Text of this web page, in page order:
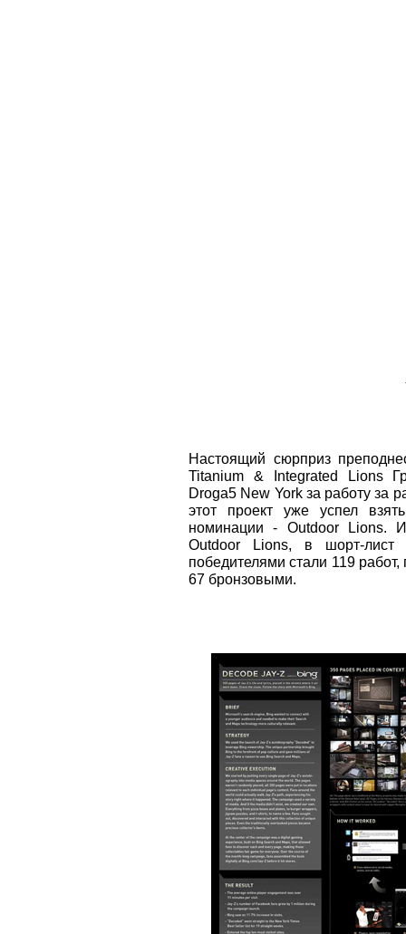
Настоящий сюрприз
Titanium & Integrated Lions
Droga5 New York за работу за
этот проект уже успел
номинации - Outdoor Lions.
Outdoor Lions, в шорт-
победителями стали 119
67 бронзовыми.